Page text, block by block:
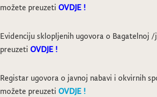
možete preuzeti OVDJE !
Evidenciju sklopljenih ugovora o Bagatelnoj
preuzeti OVDJE !
Registar ugovora o javnoj nabavi i okvirnih
možete preuzeti OVDJE !